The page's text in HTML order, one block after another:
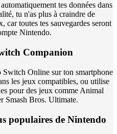
tes données dans
tu n'as plus à craindre de
car toutes tes sauvegardes seront
Nintendo.
Companion
Online sur ton smartphone
les jeux compatibles, ou utilise
pour des jeux comme Animal
Smash Bros. Ultimate.
populaires de Nintendo